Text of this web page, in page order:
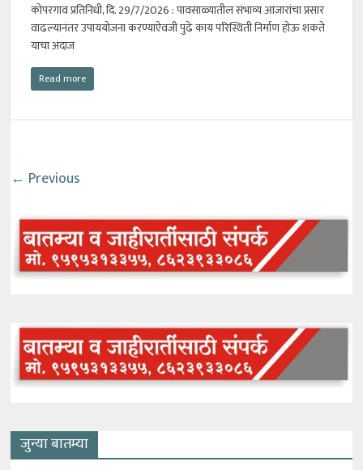
कोपरगाव प्रतिनिधी, दि. 29/7/2026 : पावसाळ्यातील संभाव्य आजारांचा प्रसार
वाढल्यानंतर उपाययोजना करण्याऐवजी पुढे काय परिस्थिती निर्माण होऊ शकते
याचा अंदाज
Read more
← Previous
जुन्या बातम्या